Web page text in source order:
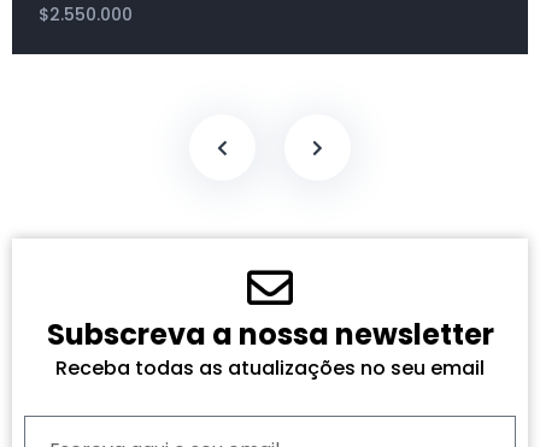
$2.550.000
Subscreva a nossa newsletter
Receba todas as atualizações no seu email